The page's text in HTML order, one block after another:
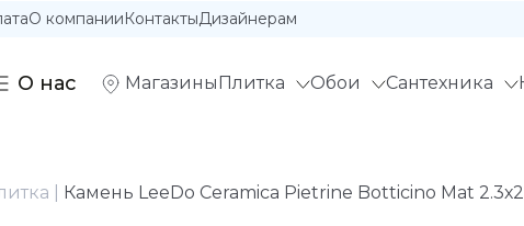
О компанииКонтактыДизайнерам
О нас Магазины Плитка Обои Сантехника
Камень LeeDo Ceramica Pietrine Botticino Mat